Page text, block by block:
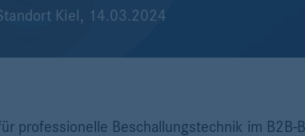
Kiel, 14.03.2024
professionelle Beschallungstechnik im B2B-